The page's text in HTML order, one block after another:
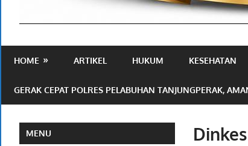
Publik
HOME ARTIKEL HUKUM KESEHATAN
GERAK CEPAT POLRES PELABUHAN TANJUNGPERAK,
MENU